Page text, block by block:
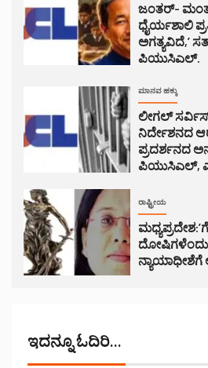
ಜಂತರ್-
ಧೈರ್ಯಶಾಲಿ
ಅಗತ್ಯವಿದೆ,’
ಪಿಯುಸಿಎಲ್.
ಮಾನವ ಹಕ್ಕು
ಲೀಗಲ್
ನಿರ್ದೇಶನದ
ಪ್ರದರ್ಶನದ
ಪಿಯುಸಿಎಲ್,
ರಾಷ್ಟ್ರೀಯ
ಇದನ್ನೂ ಓದಿರಿ...